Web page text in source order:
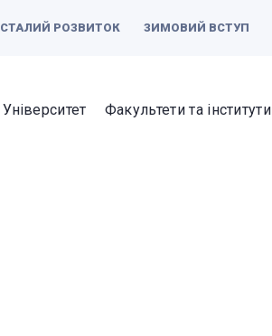
СТАЛИЙ РОЗВИТОК ЗИМОВИЙ ВСТУП
Університет Факультети та інститути